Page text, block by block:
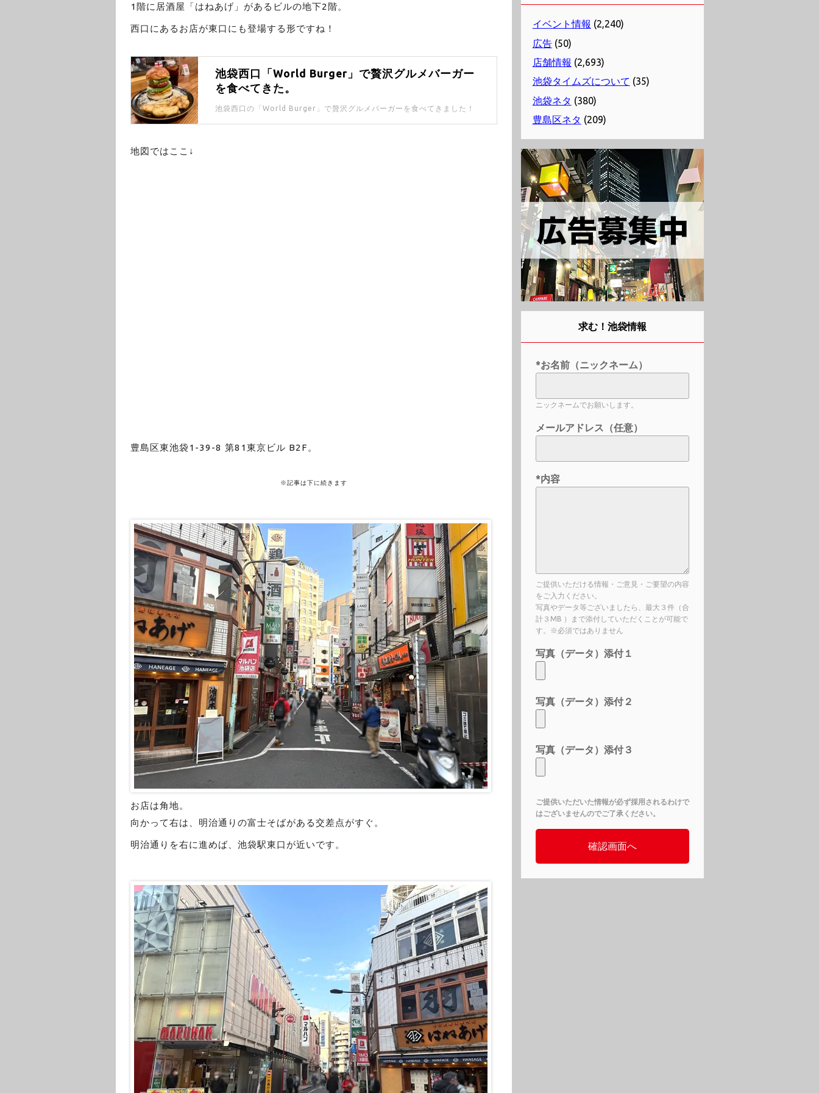
1階に居酒屋「はねあげ」があるビルの地下2階。
西口にあるお店が東口にも登場する形ですね！
池袋西口「World Burger」で贅沢グルメバーガー
を食べてきた。
池袋西口の「World Burger」で贅沢グルメバーガーを食べてきました！
地図ではここ↓
豊島区東池袋1-39-8 第81東京ビル B2F。
※記事は下に続きます
お店は角地。
向かって右は、明治通りの富士そばがある交差点がすぐ。
明治通りを右に進めば、池袋駅東口が近いです。
イベント情報 (2,240)
広告(50)
店舗情報 (2,693)
池袋タイムズについて (35)
池袋ネタ (380)
豊島区ネタ (209)
求む！池袋情報
*お名前（ニックネーム）
ニックネームでお願いします。
メールアドレス（任意）
*内容
ご提供いただける情報・ご意見・ご要望の内容
をご入力ください。
写真やデータ等ございましたら、最大３件（合
計３MB ）まで添付していただくことが可能で
す。※必須ではありません
写真（データ）添付１
写真（データ）添付２
写真（データ）添付３
ご提供いただいた情報が必ず採用されるわけで
はございませんのでご了承ください。